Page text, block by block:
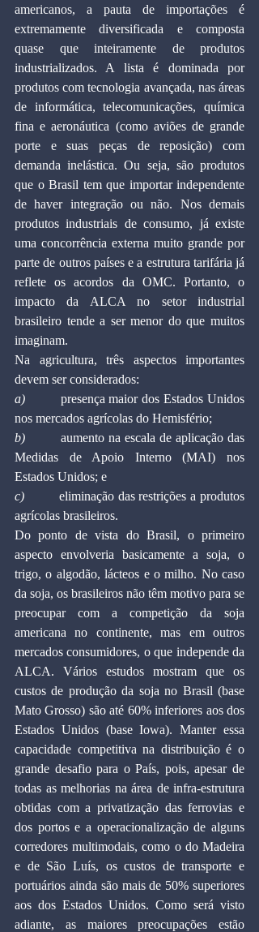
americanos, a pauta de importações é
extremamente diversificada e composta
quase que inteiramente de produtos
industrializados. A lista é dominada por
produtos com tecnologia avançada, nas áreas
de informática, telecomunicações, química
fina e aeronáutica (como aviões de grande
porte e suas peças de reposição) com
demanda inelástica. Ou seja, são produtos
que o Brasil tem que importar independente
de haver integração ou não. Nos demais
produtos industriais de consumo, já existe
uma concorrência externa muito grande por
parte de outros países e a estrutura tarifária já
reflete os acordos da OMC. Portanto, o
impacto da ALCA no setor industrial
brasileiro tende a ser menor do que muitos
imaginam.
Na agricultura, três aspectos importantes
devem ser considerados:
a) presença maior dos Estados Unidos
nos mercados agrícolas do Hemisfério;
b) aumento na escala de aplicação das
Medidas de Apoio Interno (MAI) nos
Estados Unidos; e
c) eliminação das restrições a produtos
agrícolas brasileiros.
Do ponto de vista do Brasil, o primeiro
aspecto envolveria basicamente a soja, o
trigo, o algodão, lácteos e o milho. No caso
da soja, os brasileiros não têm motivo para se
preocupar com a competição da soja
americana no continente, mas em outros
mercados consumidores, o que independe da
ALCA. Vários estudos mostram que os
custos de produção da soja no Brasil (base
Mato Grosso) são até 60% inferiores aos dos
Estados Unidos (base Iowa). Manter essa
capacidade competitiva na distribuição é o
grande desafio para o País, pois, apesar de
todas as melhorias na área de infra-estrutura
obtidas com a privatização das ferrovias e
dos portos e a operacionalização de alguns
corredores multimodais, como o do Madeira
e de São Luís, os custos de transporte e
portuários ainda são mais de 50% superiores
aos dos Estados Unidos. Como será visto
adiante, as maiores preocupações estão